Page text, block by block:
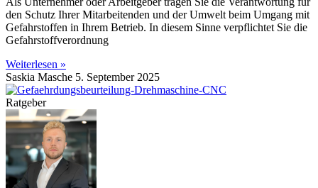
den Schutz Ihrer Mitarbeitenden und der Umwelt beim Umgang mit
Gefahrstoffen in Ihrem Betrieb. In diesem Sinne verpflichtet Sie die
Gefahrstoffverordnung
Weiterlesen »
Saskia Masche 5. September 2025
Ratgeber